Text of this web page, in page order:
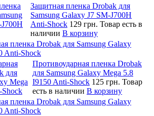
Защитная пленка Drobak для
Samsung Galaxy J7 SM-J700H
Anti-Shock 129 грн. Товар есть в
наличии В корзину
пленка Drobak для Samsung Galaxy
Anti-Shock
Противоударная пленка Drobak
для Samsung Galaxy Mega 5.8
I9150 Anti-Shock 125 грн. Товар
есть в наличии В корзину
пленка Drobak для Samsung Galaxy
Anti-Shock